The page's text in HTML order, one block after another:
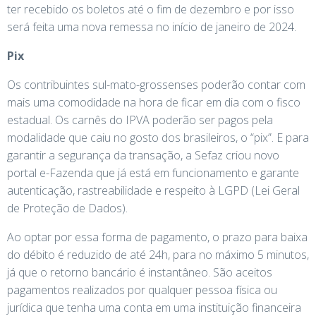
ter recebido os boletos até o fim de dezembro e por isso
será feita uma nova remessa no início de janeiro de 2024.
Pix
Os contribuintes sul-mato-grossenses poderão contar com
mais uma comodidade na hora de ficar em dia com o fisco
estadual. Os carnês do IPVA poderão ser pagos pela
modalidade que caiu no gosto dos brasileiros, o “pix”. E para
garantir a segurança da transação, a Sefaz criou novo
portal e-Fazenda que já está em funcionamento e garante
autenticação, rastreabilidade e respeito à LGPD (Lei Geral
de Proteção de Dados).
Ao optar por essa forma de pagamento, o prazo para baixa
do débito é reduzido de até 24h, para no máximo 5 minutos,
já que o retorno bancário é instantâneo. São aceitos
pagamentos realizados por qualquer pessoa física ou
jurídica que tenha uma conta em uma instituição financeira